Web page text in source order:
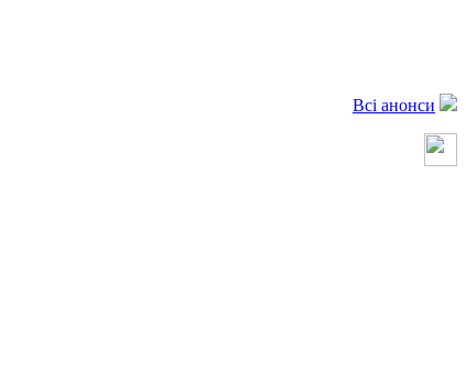
Всі анонси